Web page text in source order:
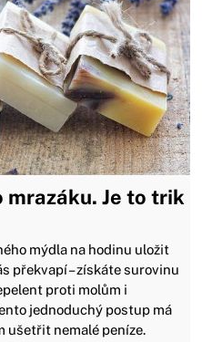
mrazáku. Je to trik
mýdla na hodinu uložit
překvapí – získáte surovinu
proti molům i
jednoduchý postup má
ušetřit nemalé peníze.